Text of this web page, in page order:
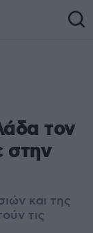
τον
στην
και της
τις